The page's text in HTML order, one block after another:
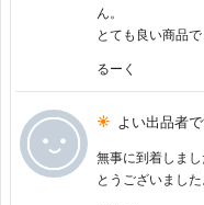
ん。
とても良い商品
るーく
よい出品者
無事に到着しま
とうございました